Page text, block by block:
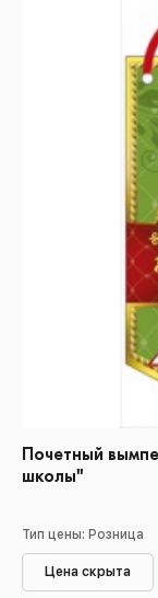
Почетный
школы"
Тип цены: Розница
Цена скрыта